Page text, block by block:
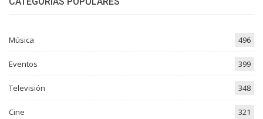
Música 496
Eventos 399
Televisión 348
Cine 321